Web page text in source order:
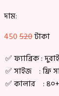
দাম:
450520টাকা
✅ ফ্যাব্রিক :
✅ সাইজ : ফ্রি
✅ কালার :